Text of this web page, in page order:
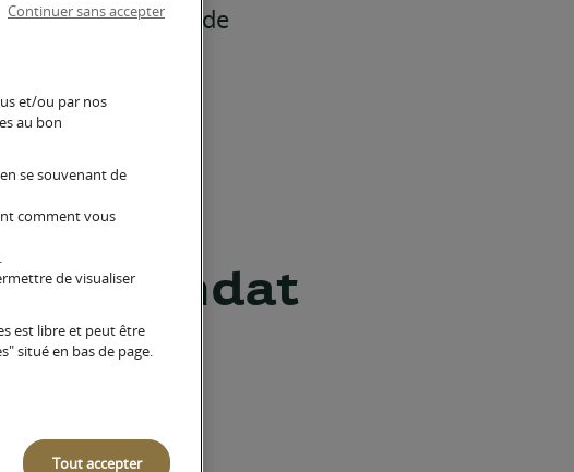
son mode de
mandat
et/ou par nos
au bon
se souvenant de
comment vous
de visualiser
est libre et peut être
situé en bas de page.
Tout accepter
Continuer sans accepter